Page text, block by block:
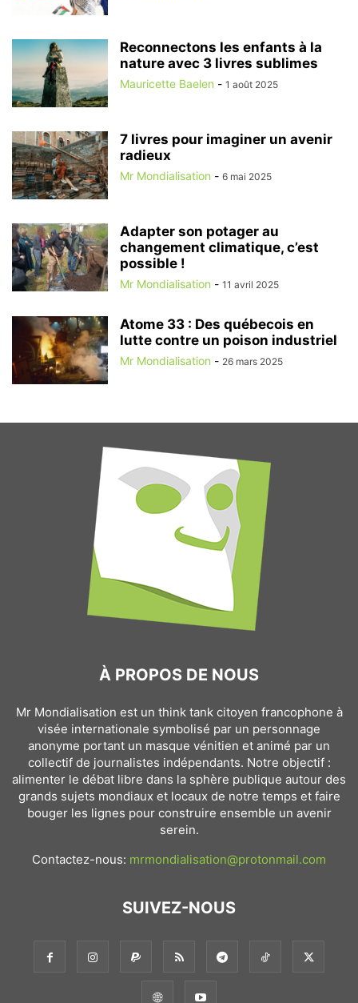
Reconnectons les enfants à la
nature avec 3 livres sublimes
Mauricette Baelen - 1 août 2025
7 livres pour imaginer un avenir
radieux
Mr Mondialisation - 6 mai 2025
Adapter son potager au
changement climatique, c’est
possible !
Mr Mondialisation - 11 avril 2025
Atome 33 : Des québecois en
lutte contre un poison industriel
Mr Mondialisation - 26 mars 2025
À PROPOS DE NOUS
Mr Mondialisation est un think tank citoyen francophone à
visée internationale symbolisé par un personnage
anonyme portant un masque vénitien et animé par un
collectif de journalistes indépendants. Notre objectif :
alimenter le débat libre dans la sphère publique autour des
grands sujets mondiaux et locaux de notre temps et faire
bouger les lignes pour construire ensemble un avenir
serein.
Contactez-nous: mrmondialisation@protonmail.com
SUIVEZ-NOUS